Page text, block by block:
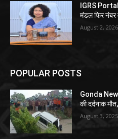
IGRS
मंडल फिर नंबर
August 2, 2026
POPULAR POSTS
Gonda
की दर्दनाक
August 3, 2025